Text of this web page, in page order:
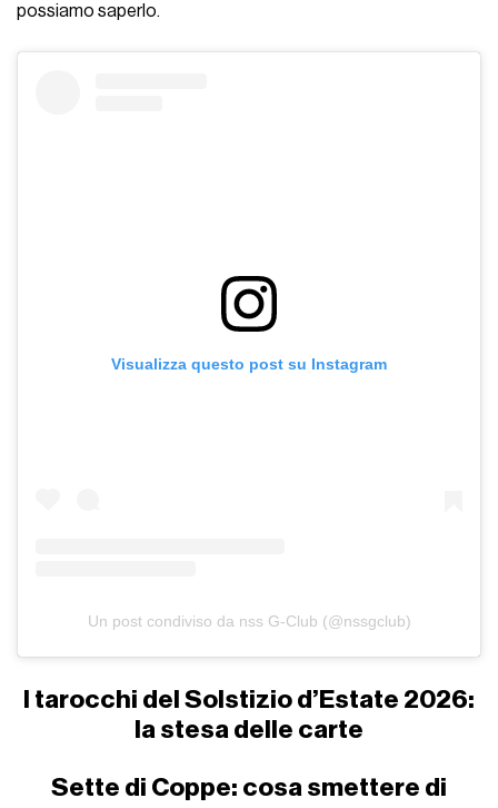
possiamo saperlo.
Visualizza questo post su Instagram
Un post condiviso da nss G-Club (@nssgclub)
I tarocchi del Solstizio d’Estate 2026:
la stesa delle carte
Sette di Coppe: cosa smettere di